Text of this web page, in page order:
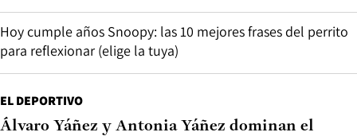
Hoy cumple años Snoopy: las 10 mejores frases del perrito
para reflexionar (elige la tuya)
EL DEPORTIVO
Álvaro Yáñez y Antonia Yáñez dominan el